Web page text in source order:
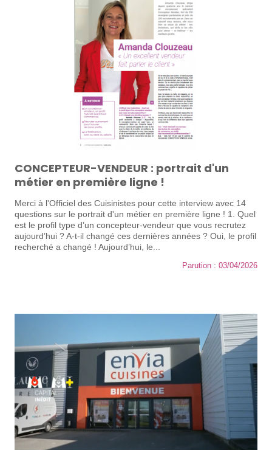
CONCEPTEUR-VENDEUR : portrait d'un
métier en première ligne !
Merci à l'Officiel des Cuisinistes pour cette interview avec 14
questions sur le portrait d'un métier en première ligne ! 1. Quel
est le profil type d’un concepteur-vendeur que vous recrutez
aujourd’hui ? A-t-il changé ces dernières années ? Oui, le profil
recherché a changé ! Aujourd’hui, le...
Parution : 03/04/2026